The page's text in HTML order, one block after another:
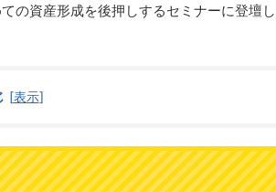
の資産形成を後押しするセミナーに登壇し
[表示]